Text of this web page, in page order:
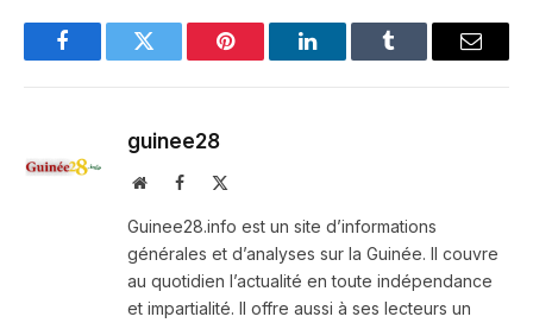
FacebookTwitter Pinterest LinkedInTumblr Email
guinee28
WebsiteFacebook
Guinee28.info est un site d’informations
générales et d’analyses sur la Guinée. Il couvre
au quotidien l’actualité en toute indépendance
et impartialité. Il offre aussi à ses lecteurs un